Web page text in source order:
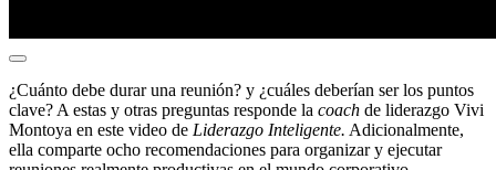
¿Cuánto debe durar una reunión? y ¿cuáles deberían ser los puntos
clave? A estas y otras preguntas responde la coach de liderazgo Vivi
Montoya en este video de Liderazgo Inteligente. Adicionalmente,
ella comparte ocho recomendaciones para organizar y ejecutar